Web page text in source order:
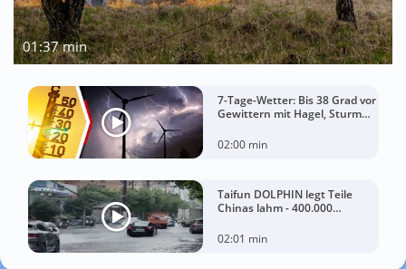
01:37 min
7-Tage-Wetter: Bis 38 Grad vor
Gewittern mit Hagel, Sturm
02:00 min
Taifun DOLPHIN legt Teile
Chinas lahm - 400.000
verlassen
02:01 min